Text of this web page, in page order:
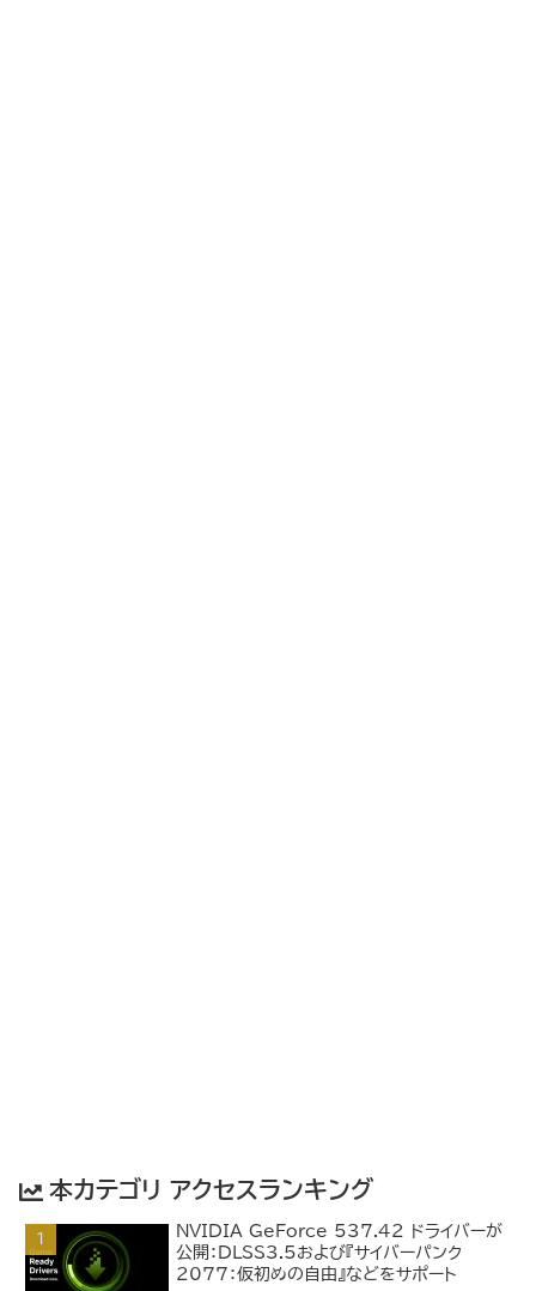
本カテゴリ アクセスランキング
NVIDIA GeForce 537.42 ドライバーが
公開：DLSS3.5および『サイバーパンク
2077：仮初めの自由』などをサポート